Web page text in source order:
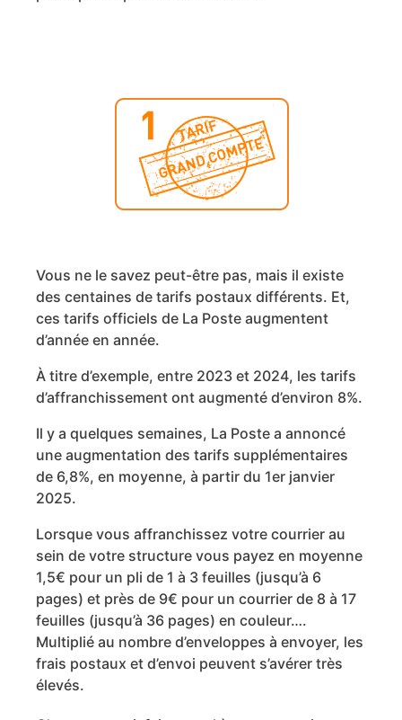
Vous ne le savez peut-être pas, mais il existe
des centaines de tarifs postaux différents. Et,
ces tarifs officiels de La Poste augmentent
d’année en année.
À titre d’exemple, entre 2023 et 2024, les tarifs
d’affranchissement ont augmenté d’environ 8%.
Il y a quelques semaines, La Poste a annoncé
une augmentation des tarifs supplémentaires
de 6,8%, en moyenne, à partir du 1er janvier
2025.
Lorsque vous affranchissez votre courrier au
sein de votre structure vous payez en moyenne
1,5€ pour un pli de 1 à 3 feuilles (jusqu’à 6
pages) et près de 9€ pour un courrier de 8 à 17
feuilles (jusqu’à 36 pages) en couleur….
Multiplié au nombre d’enveloppes à envoyer, les
frais postaux et d’envoi peuvent s’avérer très
élevés.